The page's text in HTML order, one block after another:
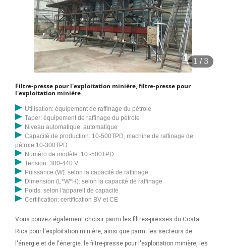
1 /3
Filtre-presse pour l'exploitation minière, filtre-presse pour
l'exploitation minière
Utilisation: équipement de raffinage du pétrole
Taper: équipement de raffinage du pétrole
Niveau automatique: automatique
Capacité de production: 10-500TPD, machine de raffinage de
pétrole 10-300TPD
Numéro de modèle: 10 -500TPD
Tension: 380-440 V
Puissance (W): selon la capacité de raffinage
Dimension (L*W*H): selon la capacité de raffinage
Poids: selon l'appareil de capacité
Certification: certification BV et CE
Vous pouvez également choisir parmi les filtres-presses du Costa
Rica pour l'exploitation minière, ainsi que parmi les secteurs de
l'énergie et de l'énergie. le filtre-presse pour l'exploitation minière, les